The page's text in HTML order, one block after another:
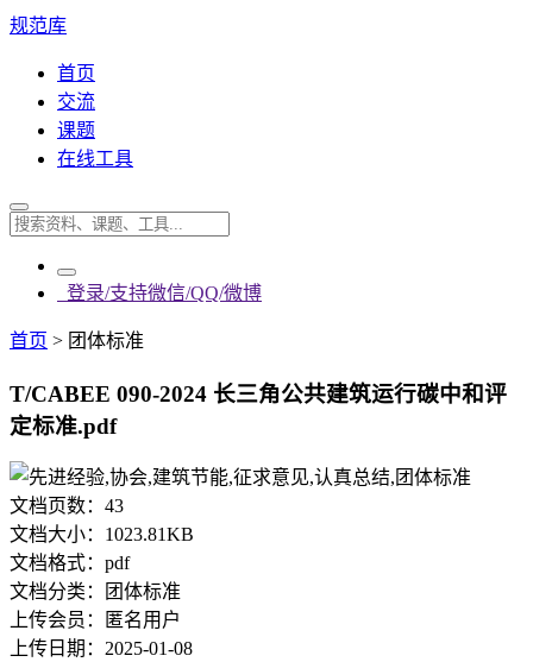
规范库
首页
交流
课题
在线工具
登录/支持微信/QQ/微博
首页 > 团体标准
T/CABEE 090-2024 长三角公共建筑运行碳中和评
定标准.pdf
文档页数： 43
文档大小： 1023.81KB
文档格式： pdf
文档分类：
团体标准
上传会员：
匿名用户
上传日期： 2025-01-08